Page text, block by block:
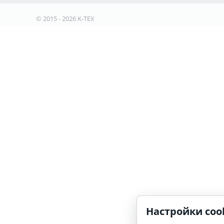
© 2015 - 2026 K-TEX
Настройки